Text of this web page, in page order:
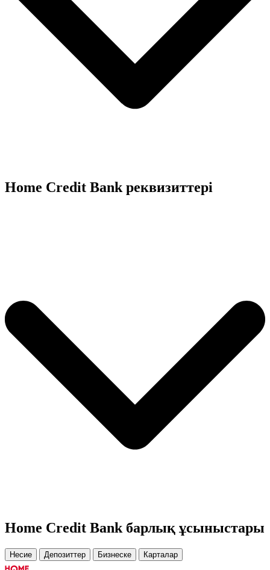
Home Credit Bank реквизиттері
Home Credit Bank барлық ұсыныстары
Несие Депозиттер Бизнеске Карталар